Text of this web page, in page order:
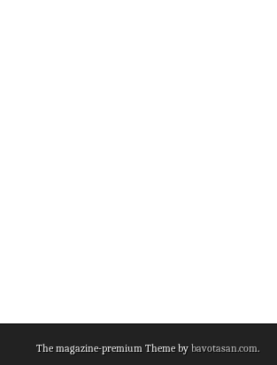
The magazine-premium Theme by bavotasan.com.